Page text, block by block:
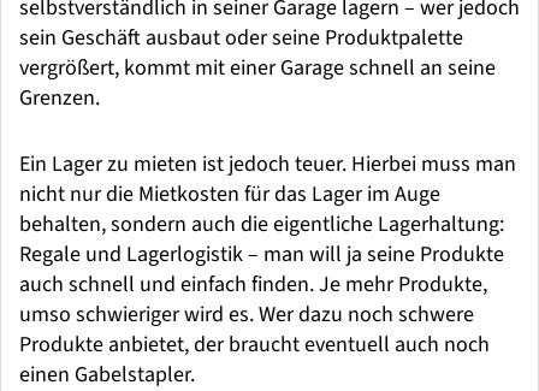
selbstverständlich in seiner Garage lagern – wer jedoch
sein Geschäft ausbaut oder seine Produktpalette
vergrößert, kommt mit einer Garage schnell an seine
Grenzen.
Ein Lager zu mieten ist jedoch teuer. Hierbei muss man
nicht nur die Mietkosten für das Lager im Auge
behalten, sondern auch die eigentliche Lagerhaltung:
Regale und Lagerlogistik – man will ja seine Produkte
auch schnell und einfach finden. Je mehr Produkte,
umso schwieriger wird es. Wer dazu noch schwere
Produkte anbietet, der braucht eventuell auch noch
einen Gabelstapler.